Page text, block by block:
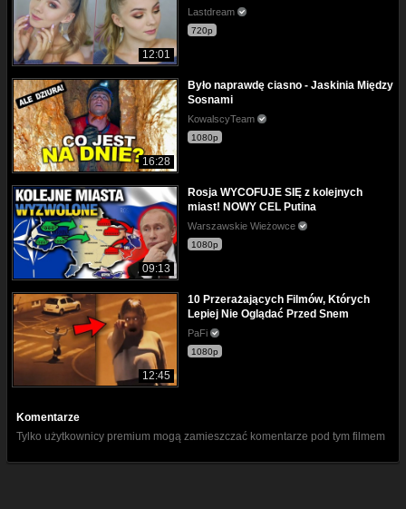
12:01
Lastdream
720p
16:28
Było naprawdę ciasno - Jaskinia Między
Sosnami
KowalscyTeam
1080p
09:13
Rosja WYCOFUJE SIĘ z kolejnych
miast! NOWY CEL Putina
Warszawskie Wieżowce
1080p
12:45
10 Przerażających Filmów, Których
Lepiej Nie Oglądać Przed Snem
PaFi
1080p
Komentarze
Tylko użytkownicy premium mogą zamieszczać komentarze pod tym filmem